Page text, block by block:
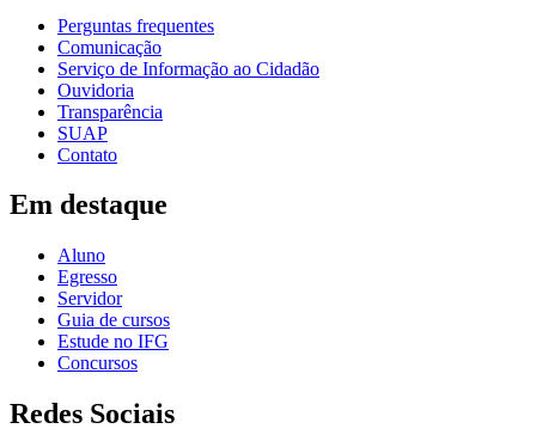
Perguntas frequentes
Comunicação
Serviço de Informação ao Cidadão
Ouvidoria
Transparência
SUAP
Contato
Em destaque
Aluno
Egresso
Servidor
Guia de cursos
Estude no IFG
Concursos
Redes Sociais